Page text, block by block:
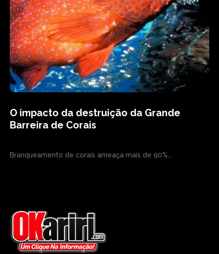
O impacto da destruição da Grande
Barreira de Corais
Branqueamento de corais ameaça mais de 90%...